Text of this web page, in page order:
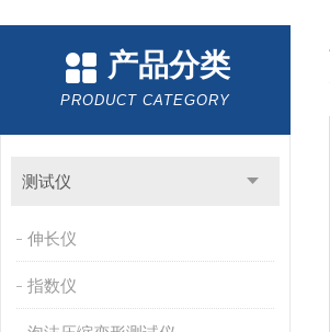
产品分类
PRODUCT CATEGORY
测试仪
伸长仪
指数仪